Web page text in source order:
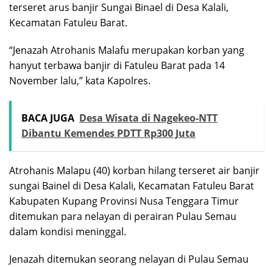
terseret arus banjir Sungai Binael di Desa Kalali,
Kecamatan Fatuleu Barat.
“Jenazah Atrohanis Malafu merupakan korban yang
hanyut terbawa banjir di Fatuleu Barat pada 14
November lalu,” kata Kapolres.
BACA JUGA Desa Wisata di Nagekeo-NTT
Dibantu Kemendes PDTT Rp300 Juta
Atrohanis Malapu (40) korban hilang terseret air banjir
sungai Bainel di Desa Kalali, Kecamatan Fatuleu Barat
Kabupaten Kupang Provinsi Nusa Tenggara Timur
ditemukan para nelayan di perairan Pulau Semau
dalam kondisi meninggal.
Jenazah ditemukan seorang nelayan di Pulau Semau